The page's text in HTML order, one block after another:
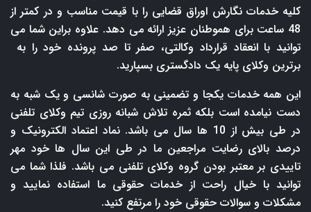
کلیه خدمات نگارش اوراق قضایی را با قیمت مناسب و در کمتر از
48 ساعت برای هموطنان عزیز ارائه می دهد. علاوه براین شما می
توانید با انعقاد قرارداد وکالتی، صفر تا صد پرونده خود را به
برترین وکلای پایه یک دادگستری بسپارید.
این همه خدمات یکجا و تضمینی به صورت شانسی و یک شبه به
دست نیامده است بلکه ثمره تلاش شبانه روزی تیم وکلای تلفنی
در طی بیش از 10 ها سال می باشد. نماد اعتماد الکترونیک و
درصد بالای رضایت مراجعین ما در طی این سال ها خود مهر
تاییدی بر معتبر بودن گروه وکلای تلفنی می باشد. فلذا شما می
توانید با خیال راحت از خدمات حقوقی ما استفاده نمایید و
مشکلات و سوالات حقوقی خود را مرتفع کنید.